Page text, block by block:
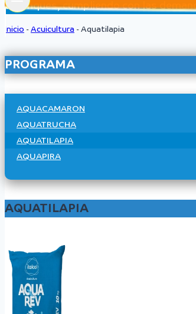
estanques, cumpliendo con las
Inicio - Acuicultura - Aquatilapia
PROGRAMA
AQUACAMARON
AQUATRUCHA
AQUATILAPIA
AQUAPIRA
AQUATILAPIA